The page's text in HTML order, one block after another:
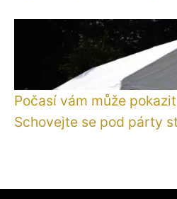
Počasí vám může
Schovejte se pod párty